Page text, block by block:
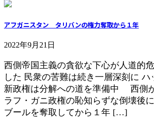
アフガニスタン タリバンの権力奪取から１年
2022年9月21日
西側帝国主義の貪欲な下心が人道的
した 民衆の苦難は続き一層深刻に ハ
新政権は分解への道を準備中 西側
ラフ・ガニ政権の恥知らずな倒壊後
ブールを奪取してから１年 […]